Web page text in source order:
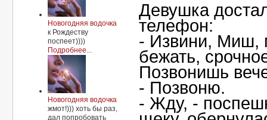
Новогодняя водочка
к Рождеству
поспеет))))
Подробнее...
Новогодняя водочка
жмот!))) хоть бы раз,
дал попробовать
Девушка
телефон:
- Извини, Миш,
бежать,
Позвонишь
- Позвоню.
- Жду, -